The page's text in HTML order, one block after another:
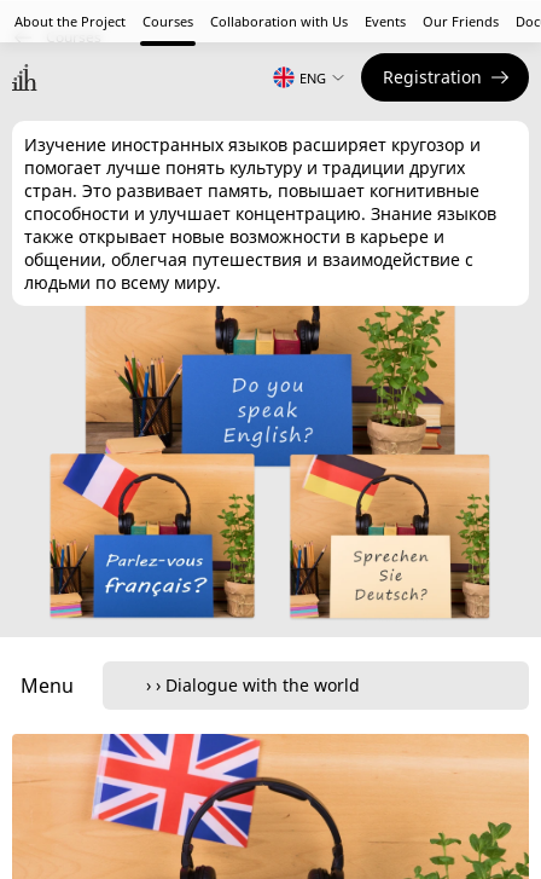
About the Project Courses Collaboration with Us Events Our Friends
ENG Registration
Courses
Dialogue with the world
Изучение иностранных языков расширяет кругозор и
помогает лучше понять культуру и традиции других
стран. Это развивает память, повышает когнитивные
способности и улучшает концентрацию. Знание языков
также открывает новые возможности в карьере и
общении, облегчая путешествия и взаимодействие с
людьми по всему миру.
Menu